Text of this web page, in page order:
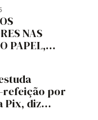
NAS
PAPEL,
DE
DO
PRpor
Pix, diz